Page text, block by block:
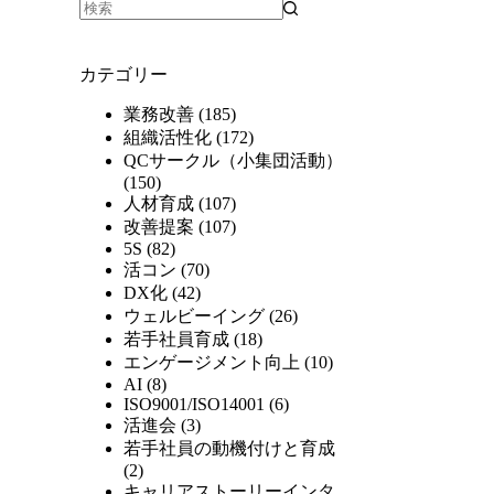
カテゴリー
業務改善(185)
組織活性化(172)
QCサークル（小集団活動）
(150)
人材育成(107)
改善提案 (107)
5S (82)
活コン (70)
DX化(42)
ウェルビーイング(26)
若手社員育成(18)
エンゲージメント向上 (10)
AI(8)
ISO9001/ISO14001 (6)
活進会 (3)
若手社員の動機付けと育成
(2)